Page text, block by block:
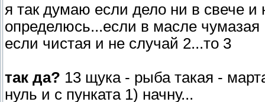
я так думаю если дело ни в свече и
определюсь...если в масле чумазая
если чистая и не случай 2...то 3
так да? 13 щука - рыба такая -
нуль и с пунката 1) начну...